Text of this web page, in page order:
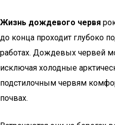
Жизнь дождевого червя
до конца проходит глубоко
работах. Дождевых червей
исключая холодные
подстилочным червям
почвах.